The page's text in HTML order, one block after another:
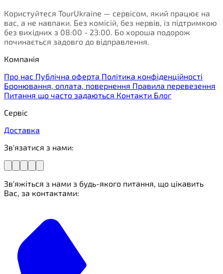
Користуйтеся TourUkraine — сервісом, який працює на
вас, а не навпаки. Без комісій, без нервів, із підтримкою
без вихідних з 08:00 - 23:00. Бо хороша подорож
починається задовго до відправлення.
Компанія
Про нас Публічна оферта Політика конфіденційності
Бронювання, оплата, повернення Правила перевезення
Питання що часто задаються Контакти Блог
Сервіс
Доставка
Зв'язатися з нами:
Зв'яжіться з нами з будь-якого питання, що цікавить
Вас, за контактами: